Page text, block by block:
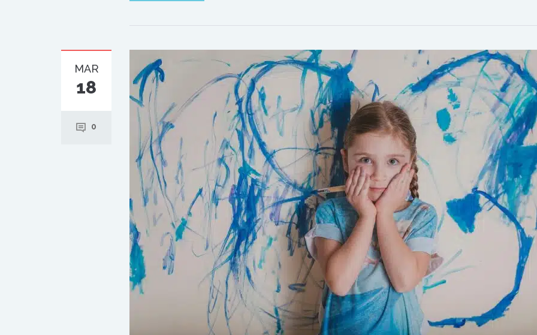
MAR
18
0